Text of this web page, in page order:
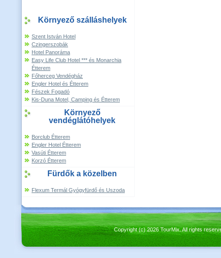
Környező szálláshelyek
Szent István Hotel
Czingerszobák
Hotel Panoráma
Easy Life Club Hotel *** és Monarchia
Étterem
Főherceg Vendégház
Engler Hotel és Étterem
Fészek Fogadó
Kis-Duna Motel, Camping és Étterem
Környező
vendéglátóhelyek
Borclub Étterem
Engler Hotel Étterem
Vasúti Étterem
Korzó Étterem
Fürdők a közelben
Flexum Termál Gyógyfürdő és Uszoda
Copyright (c) 2026 TourMix. All rights